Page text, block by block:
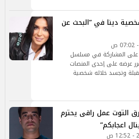
دينا في ”البحث عن
ا على المشاركة في مسلسل
عرضه على إحدى المنصات
وتجسد خلاله شخصية
التوت عمل راقى يحترم
اعجابكم”